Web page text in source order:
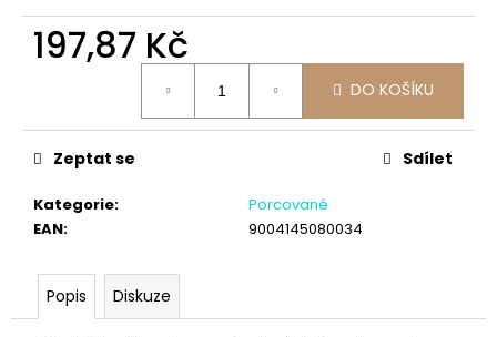
197,87 Kč
DO KOŠÍKU
Kategorie:
Porcované
EAN: 9004145080034
Zeptat se Sdílet
Popis Diskuze
o
u
č
u
e